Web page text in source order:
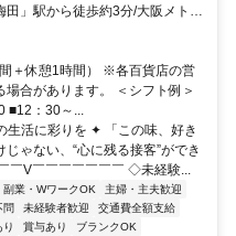
」駅から徒歩約3分/大阪メトロ
＋休憩1時間） ※各百貨店の営
合があります。 ＜シフト例＞
■12：30～...
生活に彩りを ✦ 「この味、好き
ゃない、“心に残る接客”ができ
￣V￣￣￣￣￣￣￣ ◇未経験...
副業・WワークOK
主婦・主夫歓迎
問 未経験者歓迎
交通費全額支給
り 賞与あり
ブランクOK